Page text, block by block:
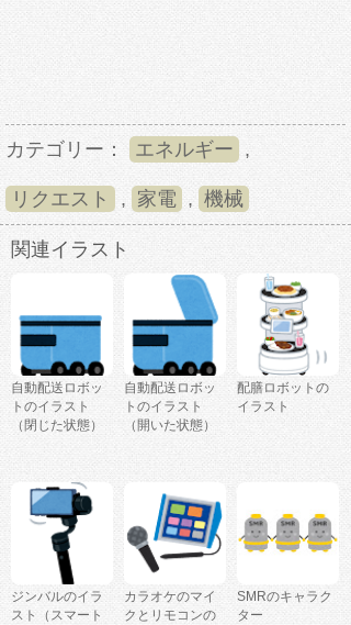
カテゴリー： エネルギー ,
リクエスト , 家電 , 機械
関連イラスト
自動配送ロボッ
トのイラスト
（閉じた状態）
自動配送ロボッ
トのイラスト
（開いた状態）
配膳ロボットの
イラスト
ジンバルのイラ
スト（スマート
カラオケのマイ
クとリモコンの
SMRのキャラク
ター